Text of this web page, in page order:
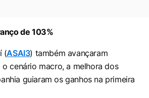
de 103%
(ASAI3) também avançaram
cenário macro, a melhora dos
guiaram os ganhos na primeira